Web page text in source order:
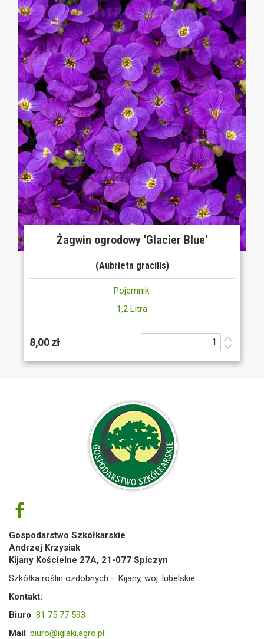
Żagwin ogrodowy 'Glacier Blue'
(Aubrieta gracilis)
Pojemnik:
1,2 Litra
8,00 zł
Gospodarstwo Szkółkarskie
Andrzej Krzysiak
Kijany Kościelne 27A, 21-077 Spiczyn
Szkółka roślin ozdobnych – Kijany, woj. lubelskie
Kontakt:
Biuro 81 75 77 593
Mail: biuro@iglaki.agro.pl